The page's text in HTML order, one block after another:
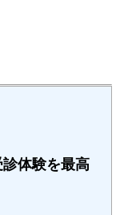
体験を最高